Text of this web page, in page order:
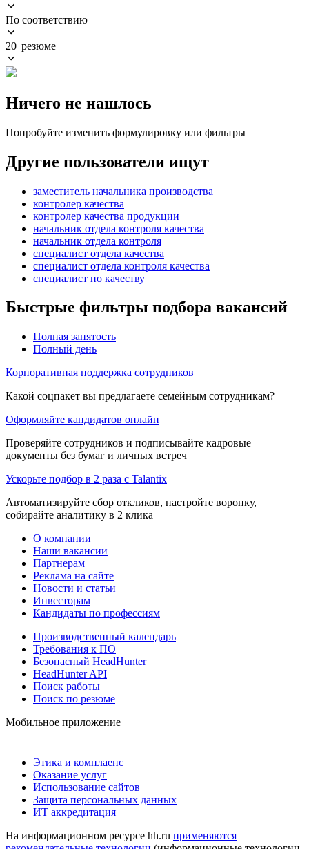
По соответствию
20 резюме
Ничего не нашлось
Попробуйте изменить формулировку или фильтры
Другие пользователи ищут
заместитель начальника производства
контролер качества
контролер качества продукции
начальник отдела контроля качества
начальник отдела контроля
специалист отдела качества
специалист отдела контроля качества
специалист по качеству
Быстрые фильтры подбора вакансий
Полная занятость
Полный день
Корпоративная поддержка сотрудников
Какой соцпакет вы предлагаете семейным сотрудникам?
Оформляйте кандидатов онлайн
Проверяйте сотрудников и подписывайте кадровые
документы без бумаг и личных встреч
Ускорьте подбор в 2 раза с Talantix
Автоматизируйте сбор откликов, настройте воронку,
собирайте аналитику в 2 клика
О компании
Наши вакансии
Партнерам
Реклама на сайте
Новости и статьи
Инвесторам
Кандидаты по профессиям
Производственный календарь
Требования к ПО
Безопасный HeadHunter
HeadHunter API
Поиск работы
Поиск по резюме
Мобильное приложение
Этика и комплаенс
Оказание услуг
Использование сайтов
Защита персональных данных
ИТ аккредитация
На информационном ресурсе hh.ru применяются